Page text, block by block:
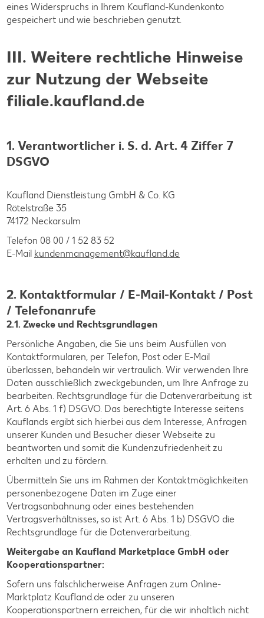
eines Widerspruchs in Ihrem Kaufland-Kundenkonto
gespeichert und wie beschrieben genutzt.
III. Weitere rechtliche Hinweise
zur Nutzung der Webseite
filiale.kaufland.de
1. Verantwortlicher i. S. d. Art. 4 Ziffer 7
DSGVO
Kaufland Dienstleistung GmbH & Co. KG
Rötelstraße 35
74172 Neckarsulm
Telefon 08 00 / 1 52 83 52
E-Mail kundenmanagement@kaufland.de
2. Kontaktformular / E-Mail-Kontakt / Post
/ Telefonanrufe
2.1. Zwecke und Rechtsgrundlagen
Persönliche Angaben, die Sie uns beim Ausfüllen von
Kontaktformularen, per Telefon, Post oder E-Mail
überlassen, behandeln wir vertraulich. Wir verwenden Ihre
Daten ausschließlich zweckgebunden, um Ihre Anfrage zu
bearbeiten. Rechtsgrundlage für die Datenverarbeitung ist
Art. 6 Abs. 1 f) DSGVO. Das berechtigte Interesse seitens
Kauflands ergibt sich hierbei aus dem Interesse, Anfragen
unserer Kunden und Besucher dieser Webseite zu
beantworten und somit die Kundenzufriedenheit zu
erhalten und zu fördern.
Übermitteln Sie uns im Rahmen der Kontaktmöglichkeiten
personenbezogene Daten im Zuge einer
Vertragsanbahnung oder eines bestehenden
Vertragsverhältnisses, so ist Art. 6 Abs. 1 b) DSGVO die
Rechtsgrundlage für die Datenverarbeitung.
Weitergabe an Kaufland Marketplace GmbH oder
Kooperationspartner:
Sofern uns fälschlicherweise Anfragen zum Online-
Marktplatz Kaufland.de oder zu unseren
Kooperationspartnern erreichen, für die wir inhaltlich nicht